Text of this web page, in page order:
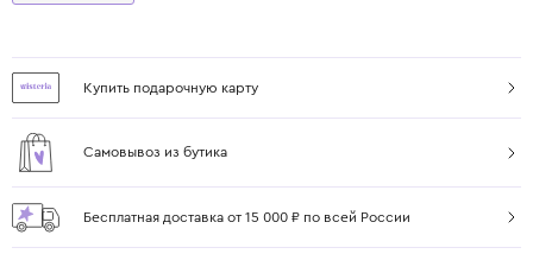
Купить подарочную карту
Самовывоз из бутика
Бесплатная доставка от 15 000 ₽ по всей России